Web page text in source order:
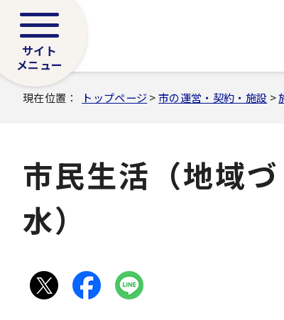
サイト
メニュー
現在位置： トップページ >市の運営・契約・施設 >
市民生活（地域
水）